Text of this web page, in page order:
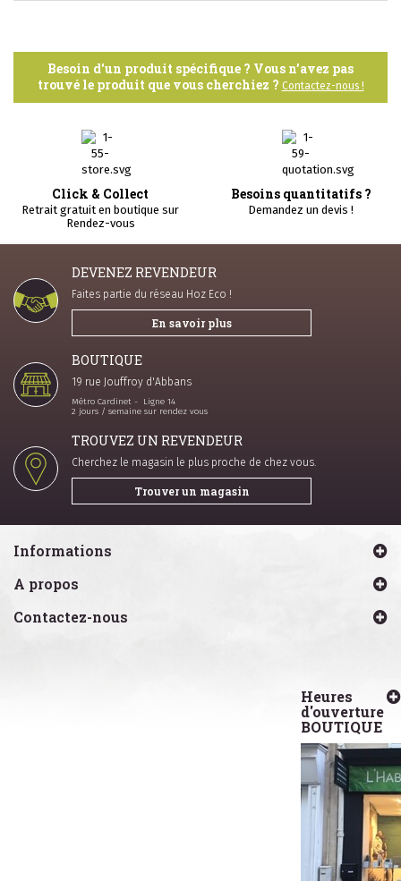
Besoin d'un produit spécifique ? Vous n’avez pas
trouvé le produit que vous cherchiez ? Contactez-nous !
Click & Collect
Retrait gratuit en boutique sur
Rendez-vous
Besoins quantitatifs ?
Demandez un devis !
DEVENEZ REVENDEUR
Faites partie du réseau Hoz Eco !
En savoir plus
BOUTIQUE
19 rue Jouffroy d'Abbans
Métro Cardinet - Ligne 14
2 jours / semaine sur rendez vous
TROUVEZ UN REVENDEUR
Cherchez le magasin le plus proche de chez vous.
Trouver un magasin
Informations
A propos
Contactez-nous
Heures
d'ouverture
BOUTIQUE